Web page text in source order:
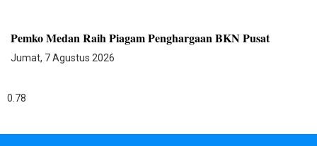
Pemko Medan Raih Piagam Penghargaan BKN Pusat
Jumat, 7 Agustus 2026